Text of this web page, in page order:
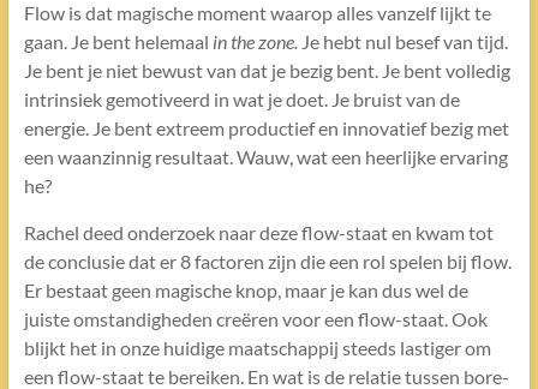
EMBED
Flow is dat magische moment waarop alles vanzelf lijkt te
gaan. Je bent helemaal in the zone. Je hebt nul besef van tijd.
Je bent je niet bewust van dat je bezig bent. Je bent volledig
intrinsiek gemotiveerd in wat je doet. Je bruist van de
energie. Je bent extreem productief en innovatief bezig met
een waanzinnig resultaat. Wauw, wat een heerlijke ervaring
he?
Rachel deed onderzoek naar deze flow-staat en kwam tot
de conclusie dat er 8 factoren zijn die een rol spelen bij flow.
Er bestaat geen magische knop, maar je kan dus wel de
juiste omstandigheden creëren voor een flow-staat. Ook
blijkt het in onze huidige maatschappij steeds lastiger om
een flow-staat te bereiken. En wat is de relatie tussen bore-